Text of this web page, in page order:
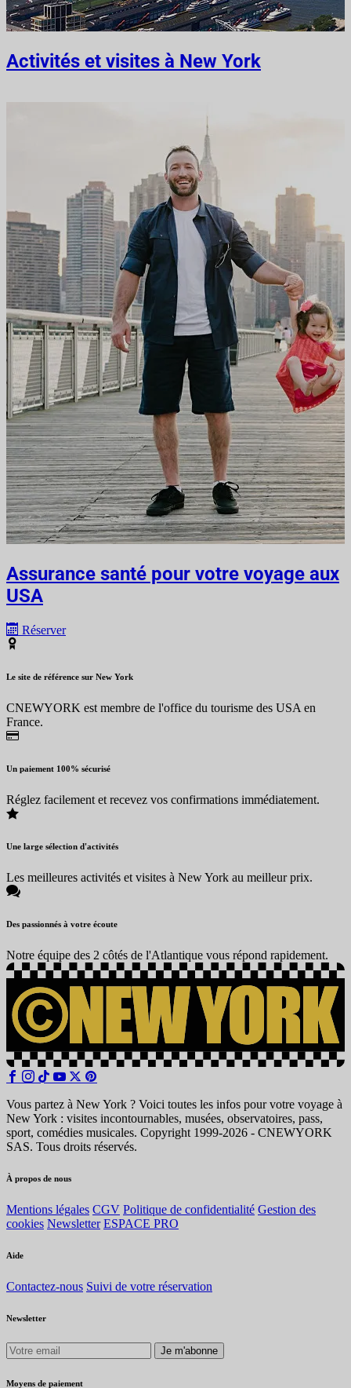
Activités et visites à New York
Assurance santé pour votre voyage aux
USA
Réserver
Le site de référence sur New York
CNEWYORK est membre de l'office du tourisme des USA en
France.
Un paiement 100% sécurisé
Réglez facilement et recevez vos confirmations immédiatement.
Une large sélection d'activités
Les meilleures activités et visites à New York au meilleur prix.
Des passionnés à votre écoute
Notre équipe des 2 côtés de l'Atlantique vous répond rapidement.
Vous partez à New York ? Voici toutes les infos pour votre voyage à
New York : visites incontournables, musées, observatoires, pass,
sport, comédies musicales. Copyright 1999-2026 - CNEWYORK
SAS. Tous droits réservés.
À propos de nous
Mentions légales CGV Politique de confidentialité Gestion des
cookies Newsletter ESPACE PRO
Aide
Contactez-nous Suivi de votre réservation
Newsletter
Je m'abonne
Moyens de paiement